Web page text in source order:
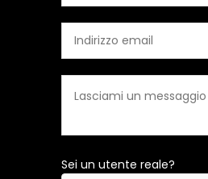
Sei un utente reale?